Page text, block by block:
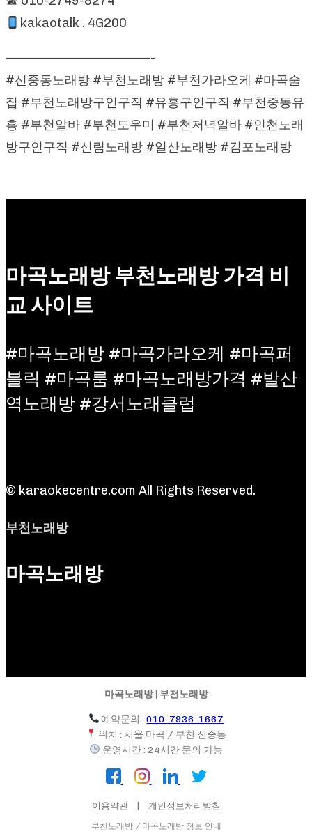
kakaotalk . 4G200
—————————————-
#신중동노래방 #부천노래방 #부천가라오케 #마곡술
집 #부천노래방구인구직 #유흥구인구직 #부천중동유
흥 #부천알바 #부천도우미 #부천저녁알바 #인천노래
방구인구직 #신림노래방 #일산노래방 #김포노래방
마곡노래방 부천노래방 가격 비
교 사이트
#마곡노래방 #마곡가라오케 #마곡퍼
블릭 #마곡룸 #마곡노래방가격 #발산
역노래방 #강서노래클럽
© karaokecentre.com All Rights Reserved.
부천노래방
마곡노래방
마곡노래방 | 부천노래방
예약문의 :010-7936-1667
위치 : 서울 마곡 / 부천 신중동
운영시간 : 24시간 문의 가능
이용약관 | 개인정보처리방침
부천노래방 / 마곡노래방 정보 안내